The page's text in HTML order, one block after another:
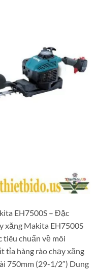
EH7500S – Đặc
xăng Makita EH7500S
tiêu chuẩn về môi
tỉa hàng rào chạy xăng
750mm (29-1/2″) Dung